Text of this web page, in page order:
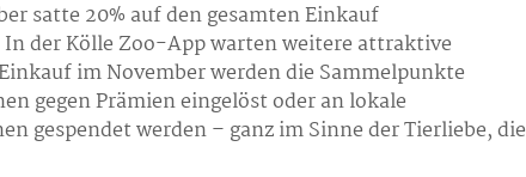
satte 20% auf den gesamten Einkauf
In der Kölle Zoo-App warten weitere attraktive
im November werden die Sammelpunkte
gegen Prämien eingelöst oder an lokale
gespendet werden – ganz im Sinne der Tierliebe, die